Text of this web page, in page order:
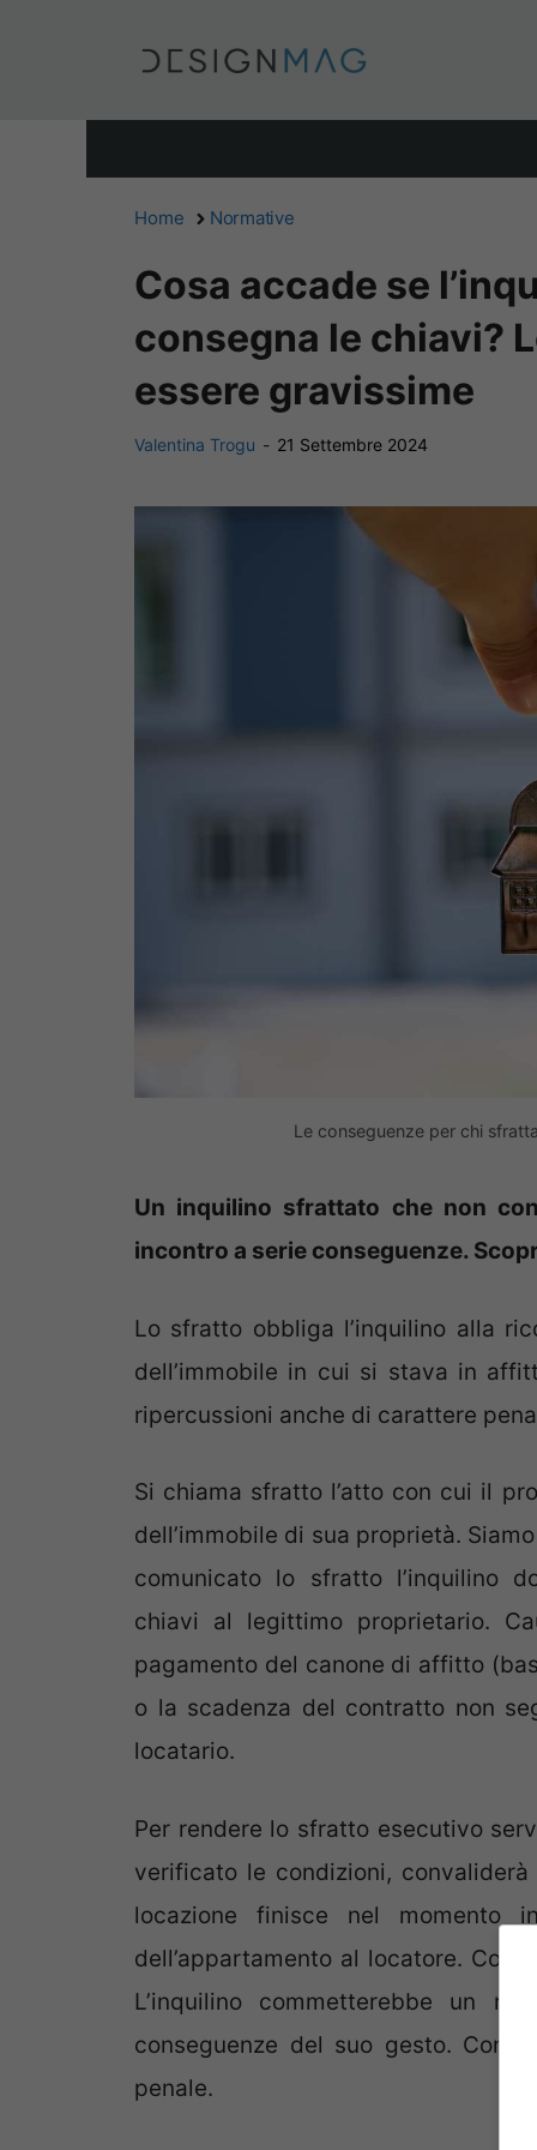
Home Normative
Cosa accade se
consegna le chiavi?
essere gravissime
Valentina Trogu - 21 Settembre 2024
Le conseguenze per chi
Un inquilino sfrattato che non
incontro a serie conseguenze.
Lo sfratto obbliga l’inquilino alla
dell’immobile in cui si stava in
ripercussioni anche di carattere
Si chiama sfratto l’atto con cui il
dell’immobile di sua proprietà.
comunicato lo sfratto l’inquilino
chiavi al legittimo proprietario.
pagamento del canone di affitto
o la scadenza del contratto non
locatario.
Per rendere lo sfratto esecutivo
verificato le condizioni, convaliderà
locazione finisce nel momento
dell’appartamento al locatore.
L’inquilino commetterebbe un
conseguenze del suo gesto.
penale.